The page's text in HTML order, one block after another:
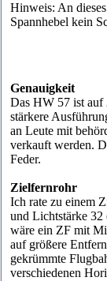
Hinweis: An
Spannhebel kein
Genauigkeit
Das HW 57 ist auf
stärkere
an Leute mit
verkauft werden.
Feder.
Zielfernrohr
Ich rate zu einem
und Lichtstärke
wäre ein ZF mit
auf größere
gekrümmte
verschiedenen